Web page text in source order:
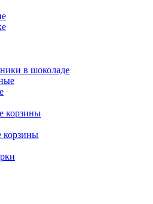
в шоколаде
корзины
корзины